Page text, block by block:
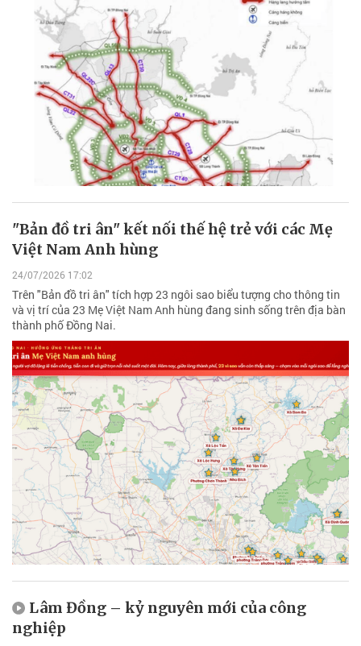
"Bản đồ tri ân" kết nối thế hệ trẻ với các Mẹ
Việt Nam Anh hùng
24/07/2026 17:02
Trên "Bản đồ tri ân" tích hợp 23 ngôi sao biểu tượng cho thông tin
và vị trí của 23 Mẹ Việt Nam Anh hùng đang sinh sống trên địa bàn
thành phố Đồng Nai.
Lâm Đồng – kỷ nguyên mới của công
nghiệp